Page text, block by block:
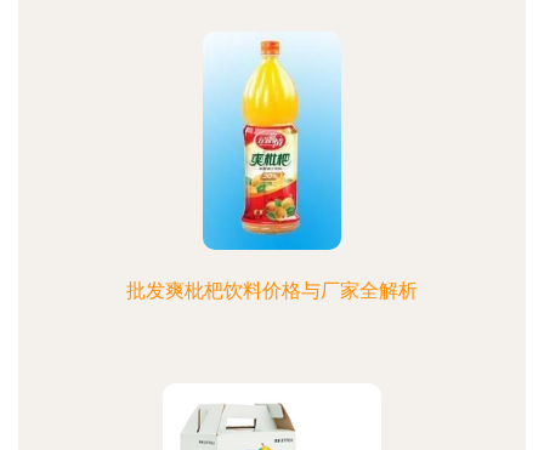
批发爽枇杷饮料价格与厂家全解析